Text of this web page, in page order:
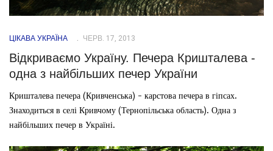
ЦІКАВА УКРАЇНА ЧЕРВ. 17, 2013
Відкриваємо Україну. Печера Кришталева -
одна з найбільших печер України
Кришталева печера (Кривченська) - карстова печера в гіпсах.
Знаходиться в селі Кривчому (Тернопільська область). Одна з
найбільших печер в Україні.